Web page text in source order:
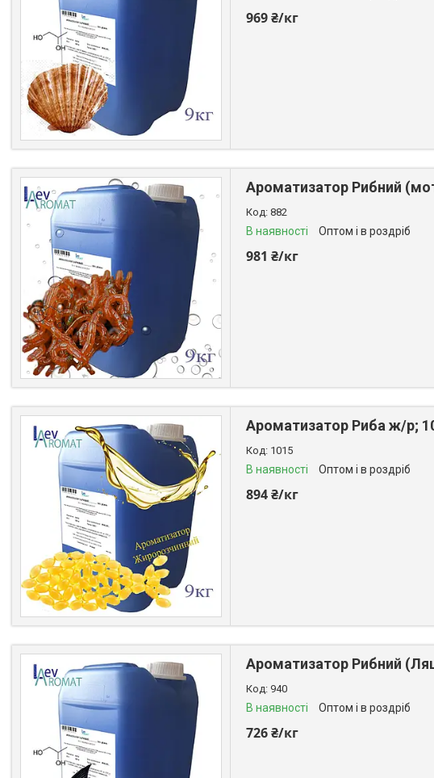
969 ₴/кг
Ароматизатор Рибний
882
В наявності Оптом і в роздріб
981 ₴/кг
Ароматизатор Риба ж/р;
1015
В наявності Оптом і в роздріб
894 ₴/кг
Ароматизатор Рибний
940
В наявності Оптом і в роздріб
726 ₴/кг